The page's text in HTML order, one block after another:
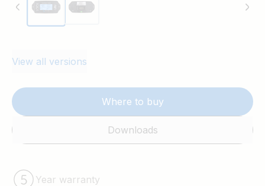
View all versions
Where to buy
Downloads
Year warranty